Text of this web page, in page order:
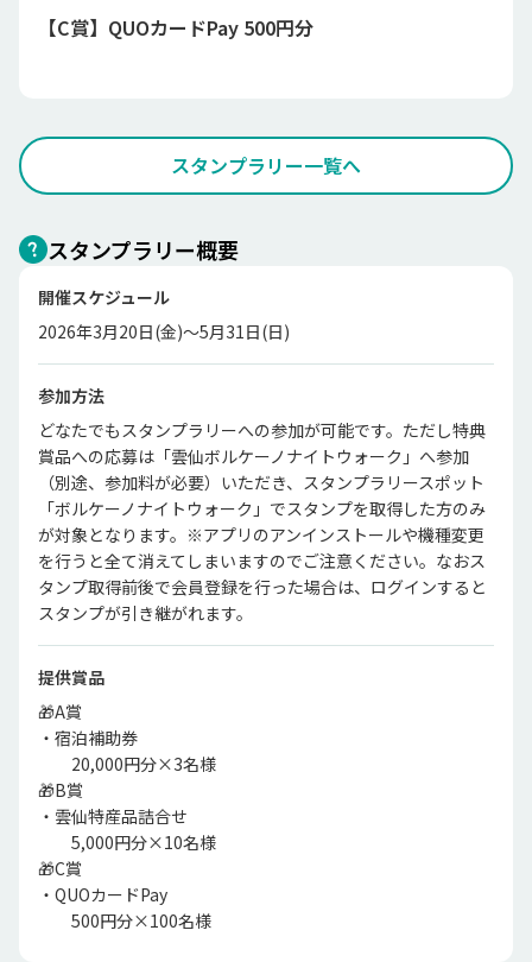
【C賞】QUOカードPay 500円分
スタンプラリー一覧へ
スタンプラリー概要
開催スケジュール
2026年3月20日(金)～5月31日(日)
参加方法
どなたでもスタンプラリーへの参加が可能です。ただし特典
賞品への応募は「雲仙ボルケーノナイトウォーク」へ参加
（別途、参加料が必要）いただき、スタンプラリースポット
「ボルケーノナイトウォーク」でスタンプを取得した方のみ
が対象となります。※アプリのアンインストールや機種変更
を行うと全て消えてしまいますのでご注意ください。なおス
タンプ取得前後で会員登録を行った場合は、ログインすると
スタンプが引き継がれます。
提供賞品
🎁A賞
・宿泊補助券
20,000円分×3名様
🎁B賞
・雲仙特産品詰合せ
5,000円分×10名様
🎁C賞
・QUOカードPay
500円分×100名様